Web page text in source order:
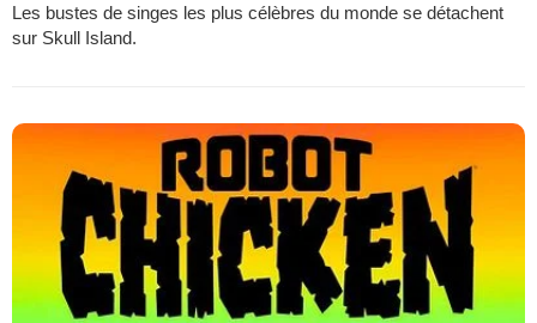
Les bustes de singes les plus célèbres du monde se détachent
sur Skull Island.